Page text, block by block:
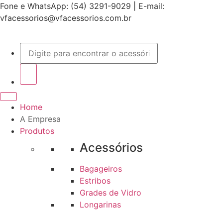
Skip
to
Fone e WhatsApp: (54) 3291-9029 | E-mail:
vfacessorios@vfacessorios.com.br
Home
A Empresa
Produtos
Acessórios
Bagageiros
Estribos
Grades de Vidro
Longarinas